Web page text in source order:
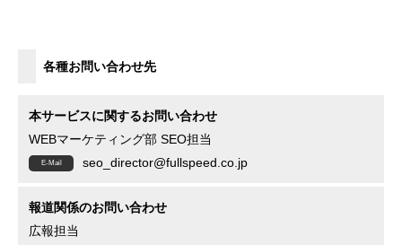
各種お問い合わせ先
本サービスに関するお問い合わせ
WEBマーケティング部 SEO担当
seo_director@fullspeed.co.jp
報道関係のお問い合わせ
広報担当